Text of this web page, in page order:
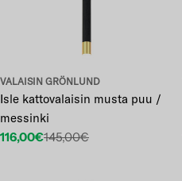
VALAISIN GRÖNLUND
Isle kattovalaisin musta puu /
messinki
Etuhinta
116,00€
Normaalihinta
145,00€